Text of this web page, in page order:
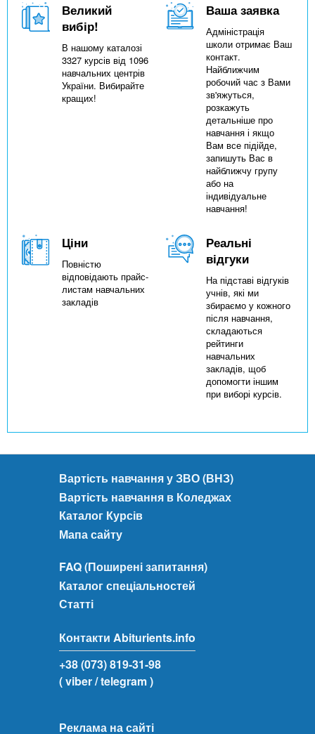
Великий
вибір!
В нашому каталозі
3327 курсів від 1096
навчальних центрів
України. Вибирайте
кращих!
Ваша заявка
Адміністрація
школи отримає Ваш
контакт.
Найближчим
робочий час з Вами
зв'яжуться,
розкажуть
детальніше про
навчання і якщо
Вам все підійде,
запишуть Вас в
найближчу групу
або на
індивідуальне
навчання!
Ціни
Повністю
відповідають прайс-
листам навчальних
закладів
Реальні
відгуки
На підставі відгуків
учнів, які ми
збираємо у кожного
після навчання,
складаються
рейтинги
навчальних
закладів, щоб
допомогти іншим
при виборі курсів.
Вартість навчання у ЗВО (ВНЗ)
Вартість навчання в Коледжах
Каталог Курсів
Мапа сайту
FAQ (Поширені запитання)
Каталог спеціальностей
Статті
Контакти Abiturients.info
+38 (073) 819-31-98
( viber/ telegram )
Реклама на сайті